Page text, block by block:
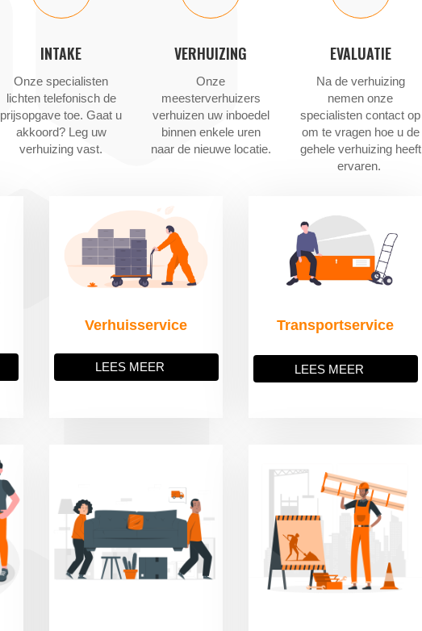
INTAKE
Onze specialisten
lichten telefonisch de
prijsopgave toe. Gaat u
akkoord? Leg uw
verhuizing vast.
VERHUIZING
Onze
meesterverhuizers
verhuizen uw inboedel
binnen enkele uren
naar de nieuwe locatie.
EVALUATIE
Na de verhuizing
nemen onze
specialisten contact op
om te vragen hoe u de
gehele verhuizing heeft
ervaren.
Verhuisservice
LEES MEER
Transportservice
LEES MEER